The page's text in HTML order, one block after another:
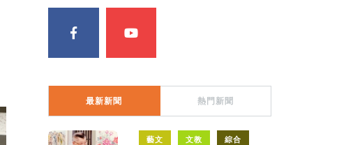
最新新聞 熱門新聞
藝文 文教 綜合